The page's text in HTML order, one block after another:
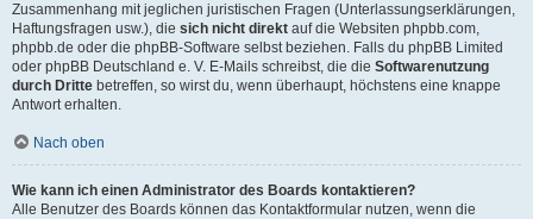
Zusammenhang mit jeglichen juristischen Fragen (Unterlassungserklärungen,
Haftungsfragen usw.), die sich nicht direkt auf die Websiten phpbb.com,
phpbb.de oder die phpBB-Software selbst beziehen. Falls du phpBB Limited
oder phpBB Deutschland e. V. E-Mails schreibst, die die Softwarenutzung
durch Dritte betreffen, so wirst du, wenn überhaupt, höchstens eine knappe
Antwort erhalten.
Nach oben
Wie kann ich einen Administrator des Boards kontaktieren?
Alle Benutzer des Boards können das Kontaktformular nutzen, wenn die